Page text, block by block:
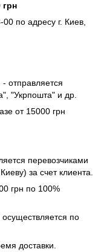
по адресу г. Киев,
отправляется
"Укрпошта" и др.
от 15000 грн
перевозчиками
за счет клиента.
грн по 100%
по
доставки.